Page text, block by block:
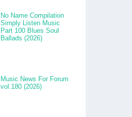
No Name Compilation
Simply Listen Music
Part 100 Blues Soul
Ballads (2026)
Music News For Forum
vol.180 (2026)